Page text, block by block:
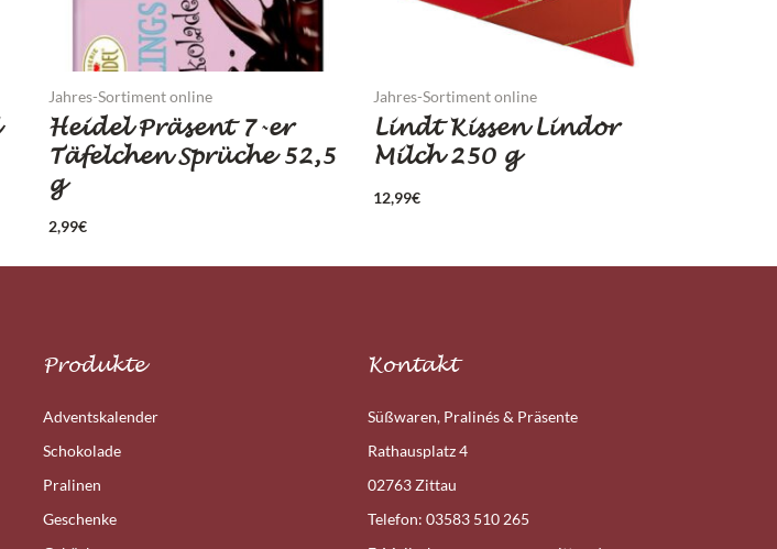
Jahres-Sortiment online
Heidel Präsent 7-er
Täfelchen Sprüche 52,5
g
2,99€
Jahres-Sortiment online
Lindt Kissen Lindor
Milch 250 g
12,99€
Produkte
Adventskalender
Schokolade
Pralinen
Geschenke
Kontakt
Süßwaren, Pralinés & Präsente
Rathausplatz 4
02763 Zittau
Telefon: 03583 510 265